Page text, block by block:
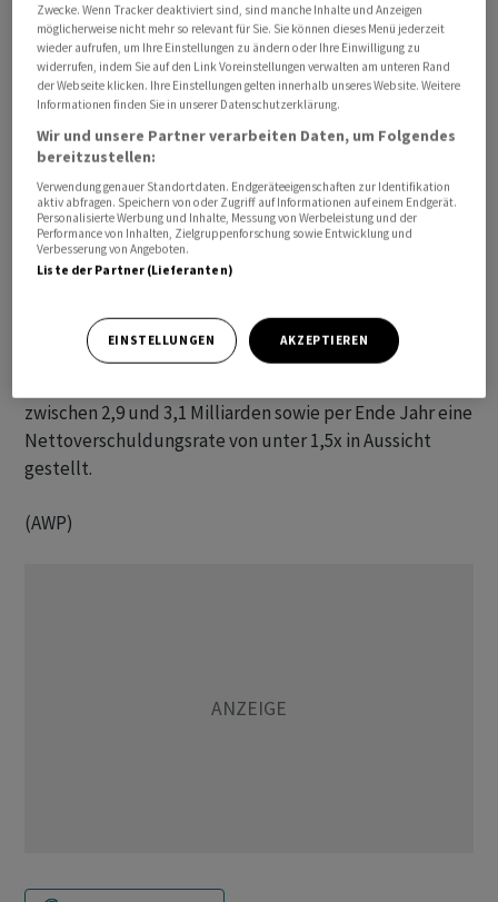
Der Umsatz sank um 0,7 Prozent auf 3,22 Milliarden US-
Dollar, wie das im Juni vonHolcimabgespaltene
UnternehmenAmrizeam Mittwochabend mitteilte.
Angesichts des schwierigen Umfelds sei dies eine
«resiliente Performance».
Der um Sonderkosten bereinigte operative Gewinn (Adj.
EBITDA) reduzierte sich um 5,6 Prozent auf 947
Millionen Dollar und das Reinergebnis um 9,5 Prozent
Für das Gesamtjahr 2025 wird ein Umsatz im Bereich von
zwischen 2,9 und 3,1 Milliarden sowie per Ende Jahr eine
Nettoverschuldungsrate von unter 1,5x in Aussicht
gestellt.
(AWP)
Zwecke. Wenn Tracker deaktiviert sind, sind manche Inhalte und Anzeigen
möglicherweise nicht mehr so relevant für Sie. Sie können dieses Menü jederzeit
wieder aufrufen, um Ihre Einstellungen zu ändern oder Ihre Einwilligung zu
widerrufen, indem Sie auf den Link Voreinstellungen verwalten am unteren Rand
der Webseite klicken. Ihre Einstellungen gelten innerhalb unseres Website. Weitere
Informationen finden Sie in unserer Datenschutzerklärung.
Wir und unsere Partner verarbeiten Daten, um Folgendes
bereitzustellen:
Verwendung genauer Standortdaten. Endgeräteeigenschaften zur Identifikation
aktiv abfragen. Speichern von oder Zugriff auf Informationen auf einem Endgerät.
Personalisierte Werbung und Inhalte, Messung von Werbeleistung und der
Performance von Inhalten, Zielgruppenforschung sowie Entwicklung und
Verbesserung von Angeboten.
Liste der Partner (Lieferanten)
EINSTELLUNGEN AKZEPTIEREN